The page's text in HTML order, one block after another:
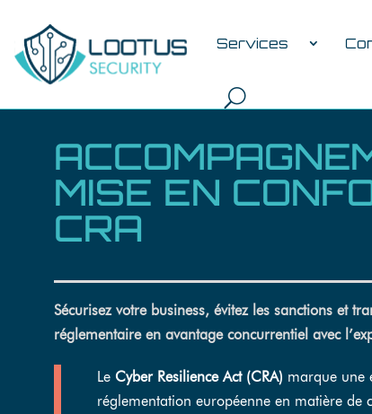
Services
MISE EN
CRA
Sécurisez votre business, évitez les sanctions et
réglementaire en avantage concurrentiel avec
Le Cyber Resilience Act (CRA) marque une
réglementation européenne en matière de